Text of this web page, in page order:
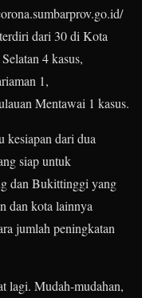
dari 30 di Kota
4 kasus,
1,
Mentawai 1 kasus.
kesiapan dari dua
siap untuk
dan Bukittinggi yang
dan kota lainnya
jumlah peningkatan
lagi. Mudah-mudahan,